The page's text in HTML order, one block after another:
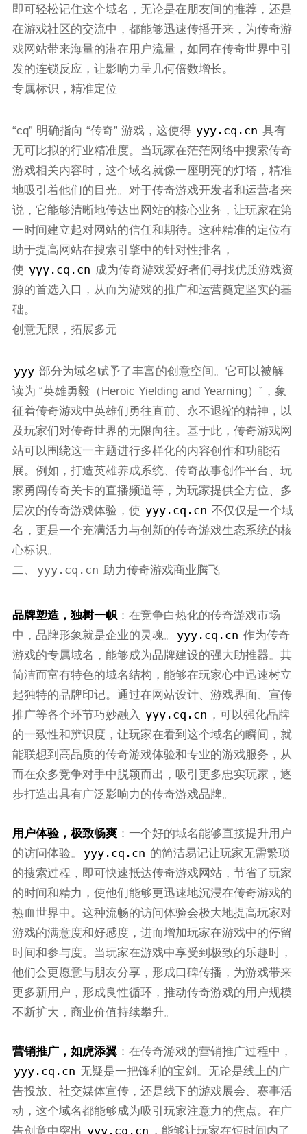
即可轻松记住这个域名，无论是在朋友间的推荐，还是
在游戏社区的交流中，都能够迅速传播开来，为传奇游
戏网站带来海量的潜在用户流量，如同在传奇世界中引
发的连锁反应，让影响力呈几何倍数增长。
专属标识，精准定位
“cq” 明确指向 “传奇” 游戏，这使得 yyy.cq.cn 具有
无可比拟的行业精准度。当玩家在茫茫网络中搜索传奇
游戏相关内容时，这个域名就像一座明亮的灯塔，精准
地吸引着他们的目光。对于传奇游戏开发者和运营者来
说，它能够清晰地传达出网站的核心业务，让玩家在第
一时间建立起对网站的信任和期待。这种精准的定位有
助于提高网站在搜索引擎中的针对性排名，
使 yyy.cq.cn 成为传奇游戏爱好者们寻找优质游戏资
源的首选入口，从而为游戏的推广和运营奠定坚实的基
础。
创意无限，拓展多元
yyy 部分为域名赋予了丰富的创意空间。它可以被解
读为 “英雄勇毅（Heroic Yielding and Yearning）”，象
征着传奇游戏中英雄们勇往直前、永不退缩的精神，以
及玩家们对传奇世界的无限向往。基于此，传奇游戏网
站可以围绕这一主题进行多样化的内容创作和功能拓
展。例如，打造英雄养成系统、传奇故事创作平台、玩
家勇闯传奇关卡的直播频道等，为玩家提供全方位、多
层次的传奇游戏体验，使 yyy.cq.cn 不仅仅是一个域
名，更是一个充满活力与创新的传奇游戏生态系统的核
心标识。
二、
yyy.cq.cn 助力传奇游戏商业腾飞
品牌塑造，独树一帜：在竞争白热化的传奇游戏市场
中，品牌形象就是企业的灵魂。
yyy.cq.cn 作为传奇
游戏的专属域名，能够成为品牌建设的强大助推器。其
简洁而富有特色的域名结构，能够在玩家心中迅速树立
起独特的品牌印记。通过在网站设计、游戏界面、宣传
推广等各个环节巧妙融入 yyy.cq.cn ，可以强化品牌
的一致性和辨识度，让玩家在看到这个域名的瞬间，就
能联想到高品质的传奇游戏体验和专业的游戏服务，从
而在众多竞争对手中脱颖而出，吸引更多忠实玩家，逐
步打造出具有广泛影响力的传奇游戏品牌。
用户体验，极致畅爽：一个好的域名能够直接提升用户
的访问体验。
yyy.cq.cn 的简洁易记让玩家无需繁琐
的搜索过程，即可快速抵达传奇游戏网站，节省了玩家
的时间和精力，使他们能够更迅速地沉浸在传奇游戏的
热血世界中。这种流畅的访问体验会极大地提高玩家对
游戏的满意度和好感度，进而增加玩家在游戏中的停留
时间和参与度。当玩家在游戏中享受到极致的乐趣时，
他们会更愿意与朋友分享，形成口碑传播，为游戏带来
更多新用户，形成良性循环，推动传奇游戏的用户规模
不断扩大，商业价值持续攀升。
营销推广，如虎添翼：在传奇游戏的营销推广过程中，
yyy.cq.cn 无疑是一把锋利的宝剑。无论是线上的广
告投放、社交媒体宣传，还是线下的游戏展会、赛事活
动，这个域名都能够成为吸引玩家注意力的焦点。在广
告创意中突出 yyy.cq.cn ，能够让玩家在短时间内了